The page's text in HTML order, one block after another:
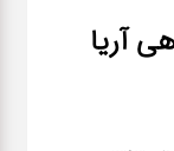
آریا